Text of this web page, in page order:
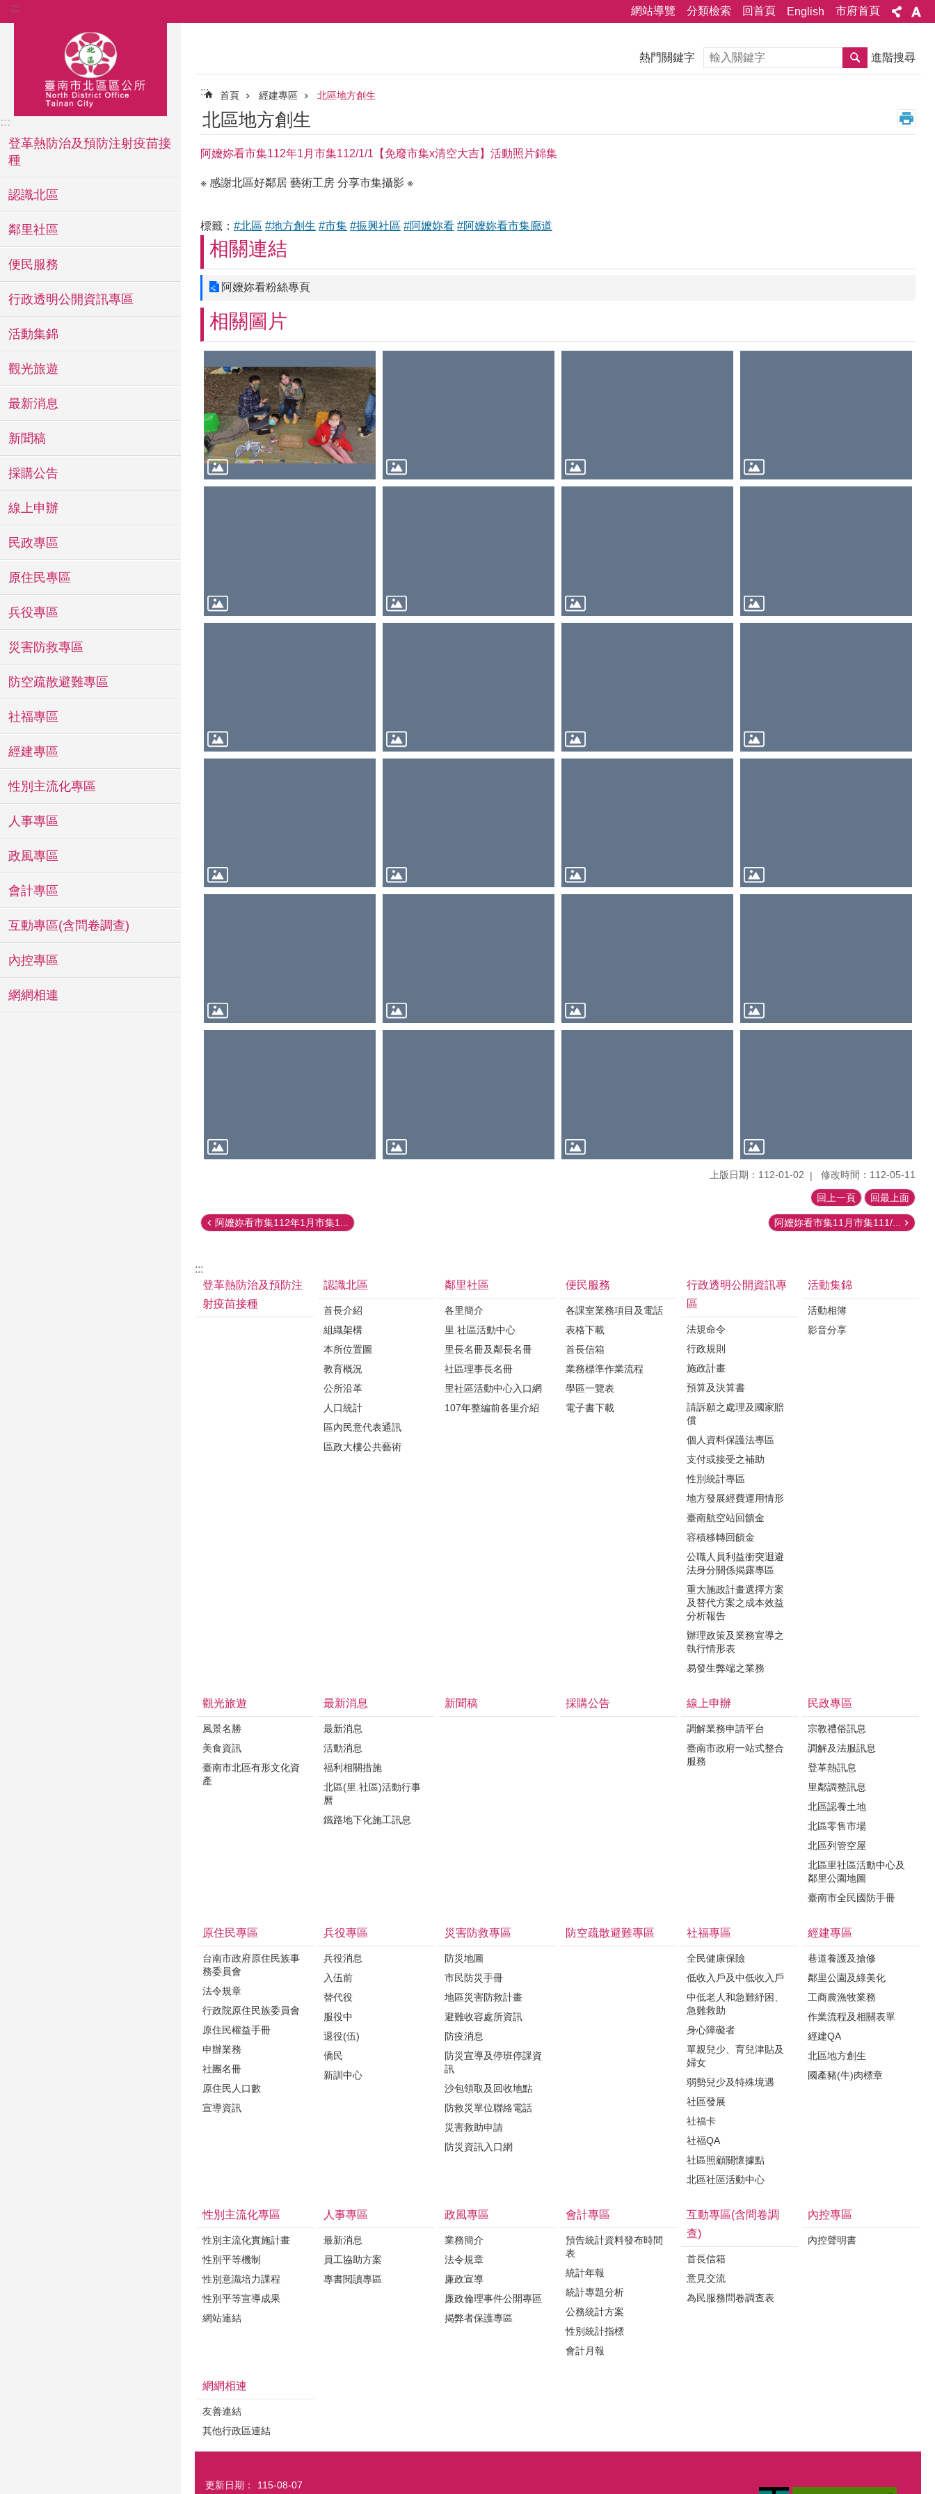
跳到主要內容區塊
::: 網站導覽 分類檢索 回首頁 English 市府首頁
:::
登革熱防治及預防注射疫苗接
種
認識北區
鄰里社區
便民服務
行政透明公開資訊專區
活動集錦
觀光旅遊
最新消息
新聞稿
採購公告
線上申辦
民政專區
原住民專區
兵役專區
災害防救專區
防空疏散避難專區
社福專區
經建專區
性別主流化專區
人事專區
政風專區
會計專區
互動專區(含問卷調查)
內控專區
網網相連
熱門關鍵字 搜尋 進階搜尋
::: 首頁 經建專區 北區地方創生
北區地方創生
阿嬤妳看市集112年1月市集112/1/1【免廢市集x清空大吉】活動照片錦集
※ 感謝北區好鄰居 藝術工房 分享市集攝影 ※
標籤： #北區 #地方創生 #市集 #振興社區 #阿嬤妳看 #阿嬤妳看市集廊道
相關連結
阿嬤妳看粉絲專頁
相關圖片
上版日期：112-01-02 修改時間：112-05-11
回上一頁 回最上面
阿嬤妳看市集112年1月市集1... 阿嬤妳看市集11月市集111/...
:::
登革熱防治及預防注
射疫苗接種
認識北區
首長介紹
組織架構
本所位置圖
教育概況
公所沿革
人口統計
區內民意代表通訊
區政大樓公共藝術
鄰里社區
各里簡介
里.社區活動中心
里長名冊及鄰長名冊
社區理事長名冊
里社區活動中心入口網
107年整編前各里介紹
便民服務
各課室業務項目及電話
表格下載
首長信箱
業務標準作業流程
學區一覽表
電子書下載
行政透明公開資訊專
區
法規命令
行政規則
施政計畫
預算及決算書
請訴願之處理及國家賠
償
個人資料保護法專區
支付或接受之補助
性別統計專區
地方發展經費運用情形
臺南航空站回饋金
容積移轉回饋金
公職人員利益衝突迴避
法身分關係揭露專區
重大施政計畫選擇方案
及替代方案之成本效益
分析報告
辦理政策及業務宣導之
執行情形表
易發生弊端之業務
活動集錦
活動相簿
影音分享
觀光旅遊
風景名勝
美食資訊
臺南市北區有形文化資
產
最新消息
最新消息
活動消息
福利相關措施
北區(里.社區)活動行事
曆
鐵路地下化施工訊息
新聞稿 採購公告 線上申辦
調解業務申請平台
臺南市政府一站式整合
服務
民政專區
宗教禮俗訊息
調解及法服訊息
登革熱訊息
里鄰調整訊息
北區認養土地
北區零售市場
北區列管空屋
北區里社區活動中心及
鄰里公園地圖
臺南市全民國防手冊
原住民專區
台南市政府原住民族事
務委員會
法令規章
行政院原住民族委員會
原住民權益手冊
申辦業務
社團名冊
原住民人口數
宣導資訊
兵役專區
兵役消息
入伍前
替代役
服役中
退役(伍)
僑民
新訓中心
災害防救專區
防災地圖
市民防災手冊
地區災害防救計畫
避難收容處所資訊
防疫消息
防災宣導及停班停課資
訊
沙包領取及回收地點
防救災單位聯絡電話
災害救助申請
防災資訊入口網
防空疏散避難專區 社福專區
全民健康保險
低收入戶及中低收入戶
中低老人和急難紓困、
急難救助
身心障礙者
單親兒少、育兒津貼及
婦女
弱勢兒少及特殊境遇
社區發展
社福卡
社福QA
社區照顧關懷據點
北區社區活動中心
經建專區
巷道養護及搶修
鄰里公園及綠美化
工商農漁牧業務
作業流程及相關表單
經建QA
北區地方創生
國產豬(牛)肉標章
性別主流化專區
性別主流化實施計畫
性別平等機制
性別意識培力課程
性別平等宣導成果
網站連結
人事專區
最新消息
員工協助方案
專書閱讀專區
政風專區
業務簡介
法令規章
廉政宣導
廉政倫理事件公開專區
揭弊者保護專區
會計專區
預告統計資料發布時間
表
統計年報
統計專題分析
公務統計方案
性別統計指標
會計月報
互動專區(含問卷調
查)
首長信箱
意見交流
為民服務問卷調查表
內控專區
內控聲明書
網網相連
友善連結
其他行政區連結
更新日期： 115-08-07